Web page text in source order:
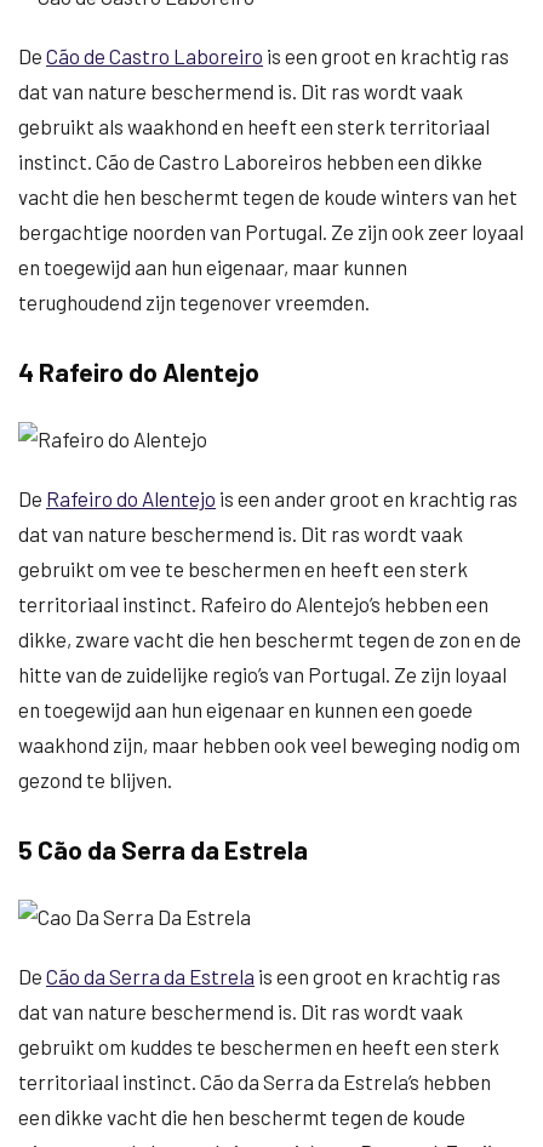
De Cão de Castro Laboreiro is een groot en krachtig ras
dat van nature beschermend is. Dit ras wordt vaak
gebruikt als waakhond en heeft een sterk territoriaal
instinct. Cão de Castro Laboreiros hebben een dikke
vacht die hen beschermt tegen de koude winters van het
bergachtige noorden van Portugal. Ze zijn ook zeer loyaal
en toegewijd aan hun eigenaar, maar kunnen
terughoudend zijn tegenover vreemden.
4 Rafeiro do Alentejo
De Rafeiro do Alentejo is een ander groot en krachtig ras
dat van nature beschermend is. Dit ras wordt vaak
gebruikt om vee te beschermen en heeft een sterk
territoriaal instinct. Rafeiro do Alentejo’s hebben een
dikke, zware vacht die hen beschermt tegen de zon en de
hitte van de zuidelijke regio’s van Portugal. Ze zijn loyaal
en toegewijd aan hun eigenaar en kunnen een goede
waakhond zijn, maar hebben ook veel beweging nodig om
gezond te blijven.
5 Cão da Serra da Estrela
De Cão da Serra da Estrela is een groot en krachtig ras
dat van nature beschermend is. Dit ras wordt vaak
gebruikt om kuddes te beschermen en heeft een sterk
territoriaal instinct. Cão da Serra da Estrela’s hebben
een dikke vacht die hen beschermt tegen de koude